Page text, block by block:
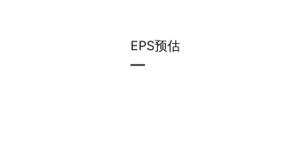
EPS预估
—